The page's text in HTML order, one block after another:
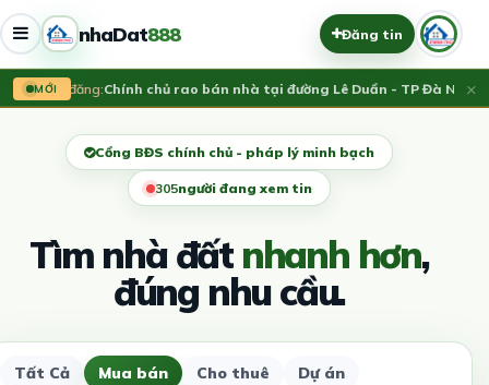
nhaDat888 Đăng tin
MỚI
Vừa đăng:Chính chủ rao bán nhà tại đường Lê Duẩn - TP Đà Nẵng;×
Cổng BĐS chính chủ - pháp lý minh bạch
306người đang xem tin
Tìm nhà đấtnhanh hơn,
đúng nhu cầu.
Tất Cả Mua bán Cho thuê Dự án